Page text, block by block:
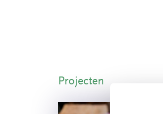
Projecten